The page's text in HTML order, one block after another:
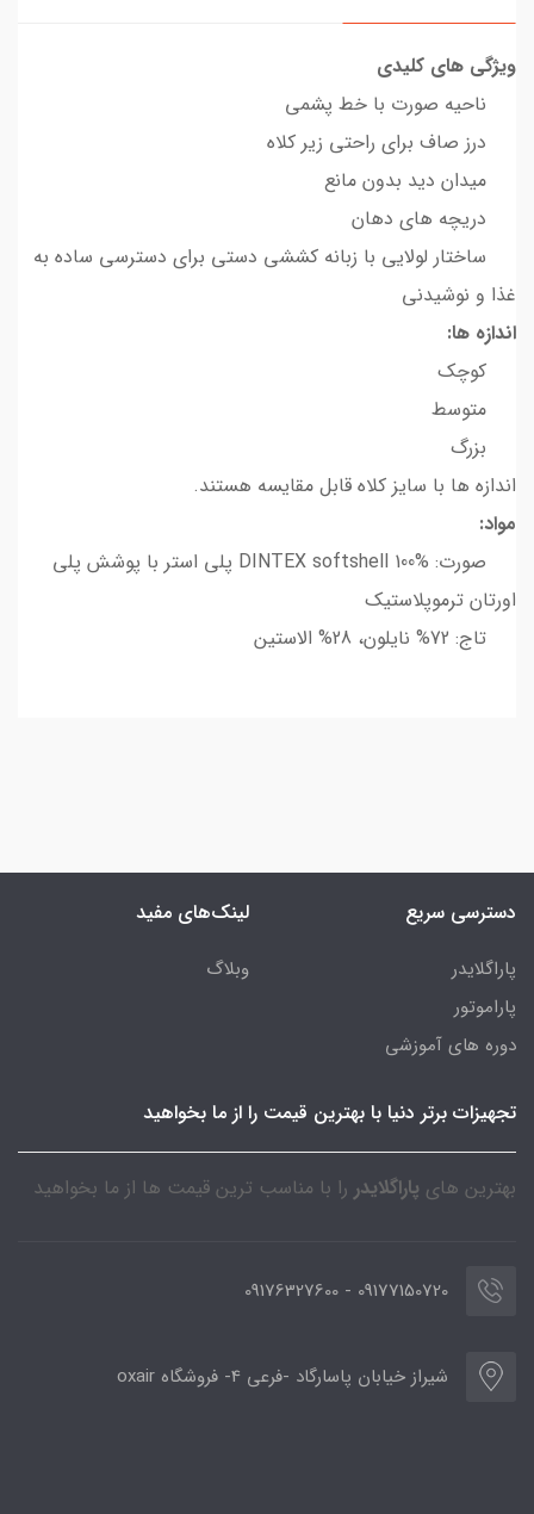
ویژگی های کلیدی
ناحیه صورت با خط پشمی
درز صاف برای راحتی زیر کلاه
میدان دید بدون مانع
دریچه های دهان
ساختار لولایی با زبانه کششی دستی برای دسترسی ساده به
غذا و نوشیدنی
اندازه ها:
کوچک
متوسط
بزرگ
اندازه ها با سایز کلاه قابل مقایسه هستند.
مواد:
صورت: DINTEX softshell 100% پلی استر با پوشش پلی
اورتان ترموپلاستیک
تاج: 72% نایلون، 28% الاستین
دسترسی سریع
پاراگلایدر
پاراموتور
دوره های آموزشی
لینک‌های مفید
وبلاگ
تجهیزات برتر دنیا با بهترین قیمت را از ما بخواهید
بهترین های پاراگلایدر را با مناسب ترین قیمت ها از ما بخواهید
09177150720 - 09176327600
شیراز خیابان پاسارگاد -فرعی 4- فروشگاه oxair